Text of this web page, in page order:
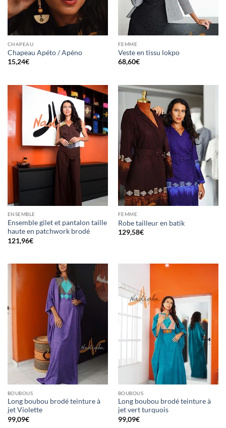
CHAPEAU
Chapeau Apéto / Apéno
15,24€
FEMME
Veste en tissu lokpo
68,60€
ENSEMBLE
Ensemble gilet et pantalon taille
haute en patchwork brodé
121,96€
FEMME
Robe tailleur en batik
129,58€
BOUBOUS
Long boubou brodé teinture à
jet Violette
99,09€
BOUBOUS
Long boubou brodé teinture à
jet vert turquois
99,09€